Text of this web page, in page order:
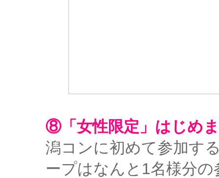
⑧「女性限定」はじめ
潟コンに初めて参加す
ープはなんと1名様分